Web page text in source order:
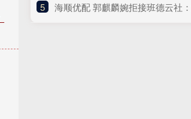
5 海顺优配 郭麒麟婉拒接班德云社：逐梦演艺圈，书写别样人